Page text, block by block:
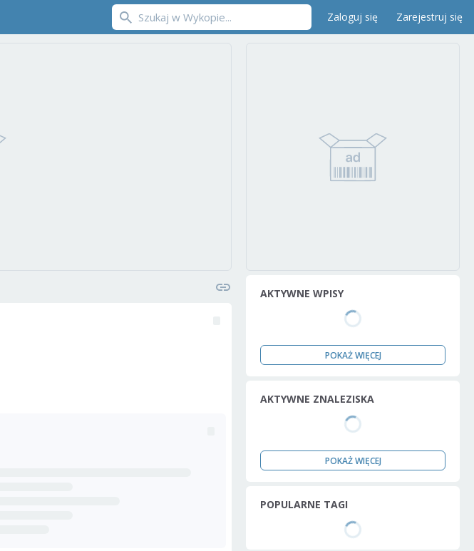
Zaloguj się Zarejestruj się
AKTYWNE WPISY
POKAŻ WIĘCEJ
AKTYWNE ZNALEZISKA
POKAŻ WIĘCEJ
POPULARNE TAGI